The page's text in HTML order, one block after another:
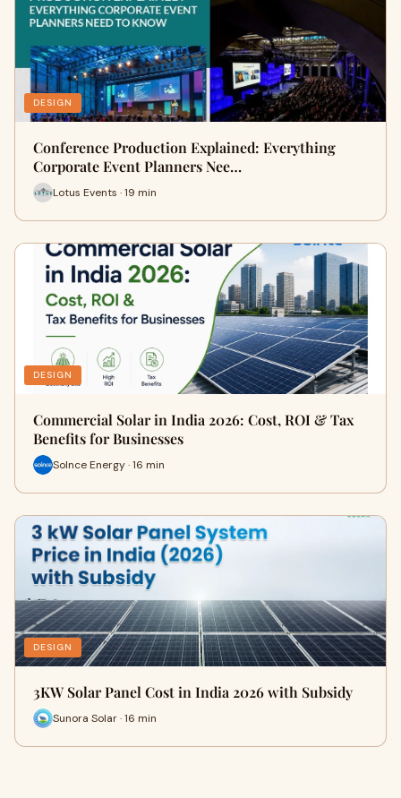
DESIGN
Conference Production Explained: Everything
Corporate Event Planners Nee…
Lotus Events · 19 min
DESIGN
Commercial Solar in India 2026: Cost, ROI & Tax
Benefits for Businesses
Solnce Energy · 16 min
DESIGN
3KW Solar Panel Cost in India 2026 with Subsidy
Sunora Solar · 16 min